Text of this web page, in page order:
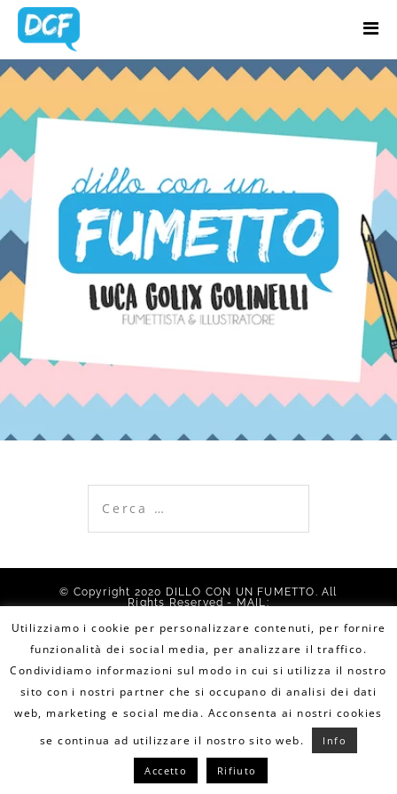
Home
Chi Sono
Lavora con me
Portfolio
Blog
Contatti
CATEGORIA:
QUADRI
© Copyright 2020 DILLO CON UN FUMETTO. All
Rights Reserved - MAIL:
PRIVACY POLICY - COOKIE POLICY
Utilizziamo i cookie per personalizzare contenuti, per fornire
funzionalità dei social media, per analizzare il traffico.
Condividiamo informazioni sul modo in cui si utilizza il nostro
sito con i nostri partner che si occupano di analisi dei dati
web, marketing e social media. Acconsenta ai nostri cookies
se continua ad utilizzare il nostro sito web.
Info
Accetto Rifiuto